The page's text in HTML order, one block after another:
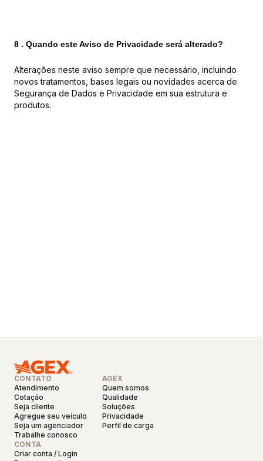
8 . Quando este Aviso de Privacidade será alterado?
Alterações neste aviso sempre que necessário, incluindo
novos tratamentos, bases legais ou novidades acerca de
Segurança de Dados e Privacidade em sua estrutura e
produtos.
CONTATO
Atendimento
Cotação
Seja cliente
Agregue seu veículo
Seja um agenciador
Trabalhe conosco
AGEX
Quem somos
Qualidade
Soluções
Privacidade
Perfil de carga
CONTA
Criar conta / Login